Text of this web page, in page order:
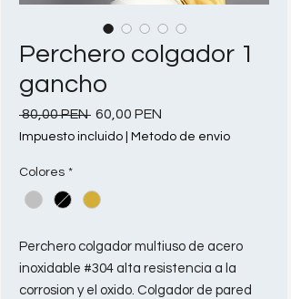
Perchero colgador 1
gancho
80,00 PEN Precio
60,00 PEN
Impuesto incluido Metodo de envio
Colores *
Perchero colgador multiuso de acero
inoxidable #304 alta resistencia a la
corrosion y el oxido. Colgador de pared